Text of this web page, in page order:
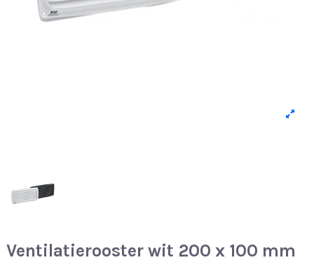
Ventilatierooster wit 200 x 100 mm